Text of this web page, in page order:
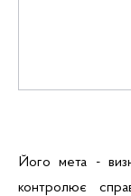
Його мета -
контролює